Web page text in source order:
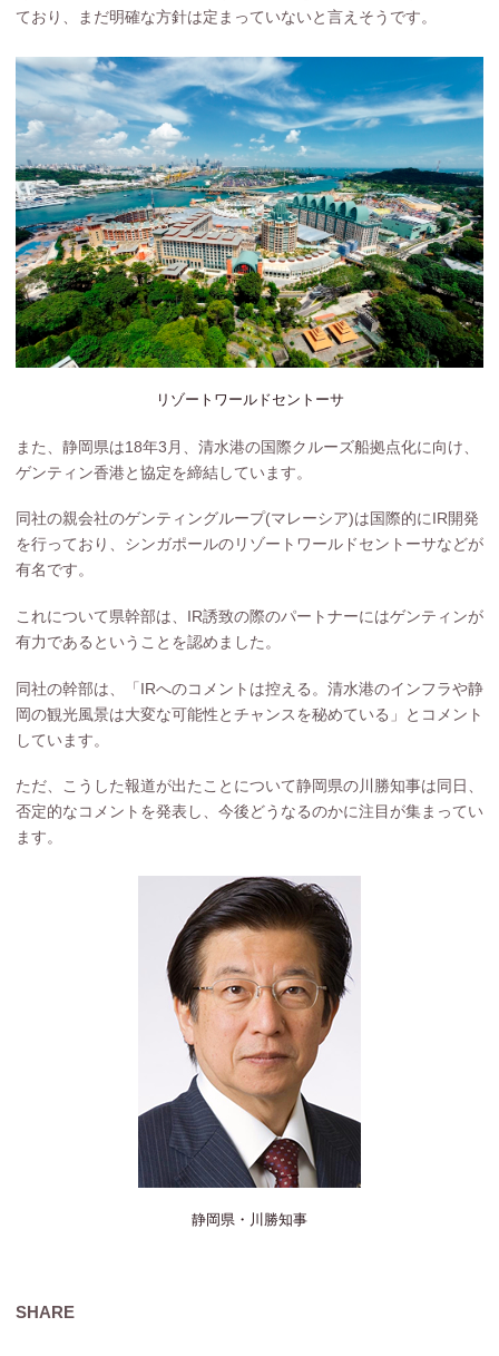
ており、まだ明確な方針は定まっていないと言えそうです。
リゾートワールドセントーサ
また、静岡県は18年3月、清水港の国際クルーズ船拠点化に向け、
ゲンティン香港と協定を締結しています。
同社の親会社のゲンティングループ(マレーシア)は国際的にIR開発
を行っており、シンガポールのリゾートワールドセントーサなどが
有名です。
これについて県幹部は、IR誘致の際のパートナーにはゲンティンが
有力であるということを認めました。
同社の幹部は、「IRへのコメントは控える。清水港のインフラや静
岡の観光風景は大変な可能性とチャンスを秘めている」とコメント
しています。
ただ、こうした報道が出たことについて静岡県の川勝知事は同日、
否定的なコメントを発表し、今後どうなるのかに注目が集まってい
ます。
静岡県・川勝知事
SHARE